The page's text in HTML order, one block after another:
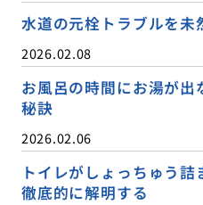
水道の元栓トラブルを未
2026.02.08
お風呂の時間にお湯が
秘訣
2026.02.06
トイレがしょっちゅう
徹底的に解明する